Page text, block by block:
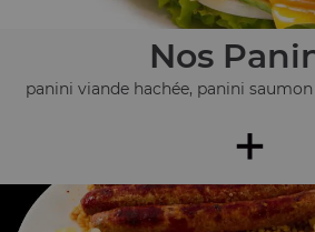
Nos
panini viande hachée, panini
+